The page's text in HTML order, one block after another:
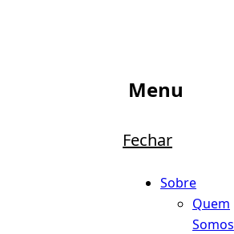
Menu
Fechar
Sobre
Quem
Somos